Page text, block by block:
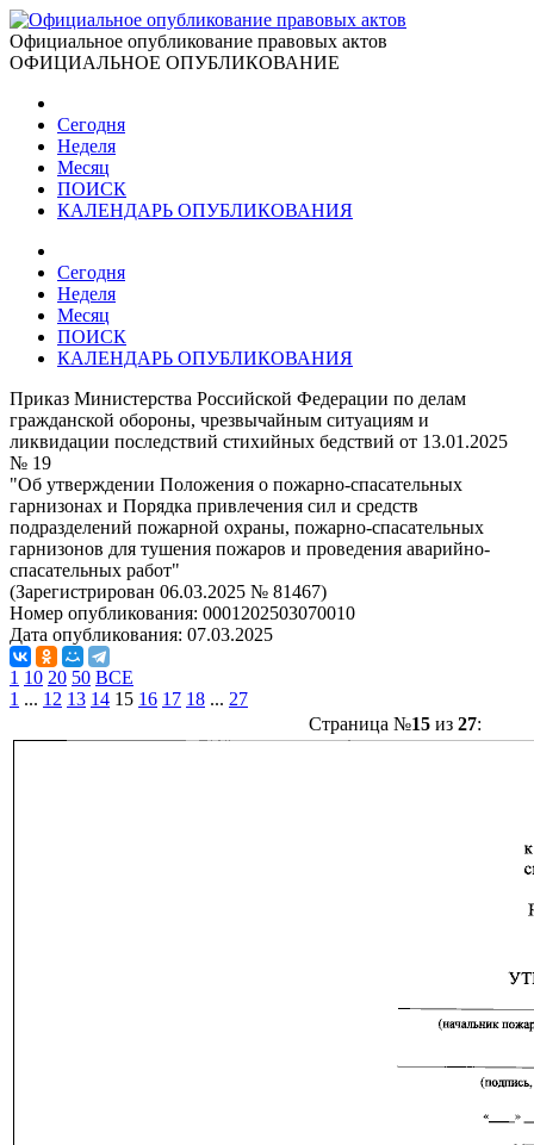
Официальное опубликование правовых актов
ОФИЦИАЛЬНОЕ ОПУБЛИКОВАНИЕ
Сегодня
Неделя
Месяц
ПОИСК
КАЛЕНДАРЬ ОПУБЛИКОВАНИЯ
Сегодня
Неделя
Месяц
ПОИСК
КАЛЕНДАРЬ ОПУБЛИКОВАНИЯ
Приказ Министерства Российской Федерации по делам
гражданской обороны, чрезвычайным ситуациям и
ликвидации последствий стихийных бедствий от 13.01.2025
№ 19
"Об утверждении Положения о пожарно-спасательных
гарнизонах и Порядка привлечения сил и средств
подразделений пожарной охраны, пожарно-спасательных
гарнизонов для тушения пожаров и проведения аварийно-
спасательных работ"
(Зарегистрирован 06.03.2025 № 81467)
Номер опубликования: 0001202503070010
Дата опубликования: 07.03.2025
1 10 20 50 ВСЕ
1 ... 12 13 14 15 16 17 18 ... 27
Страница №15из 27: